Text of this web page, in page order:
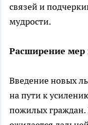
связей и
мудрости.
Расширение
Введение новых
на пути к
пожилых